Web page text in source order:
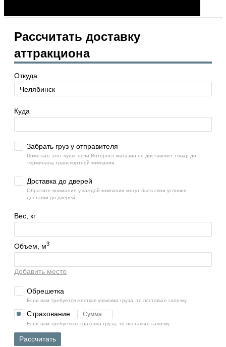
Рассчитать доставку
аттракциона
Откуда
Куда
Забрать груз у отправителя
Пометьте этот пункт если Интернет магазин не доставляет товар до
терминала транспортной компании.
Доставка до дверей
Обратите внимание у каждой компании могут быть свои условия
доставки до дверей.
Вес, кг
Объем, м3
Добавить место
Обрешетка
Если вам требуется жесткая упаковка груза, то поставьте галочку.
Страхование
Если вам требуется страховка груза, то поставьте галочку.
Рассчитать